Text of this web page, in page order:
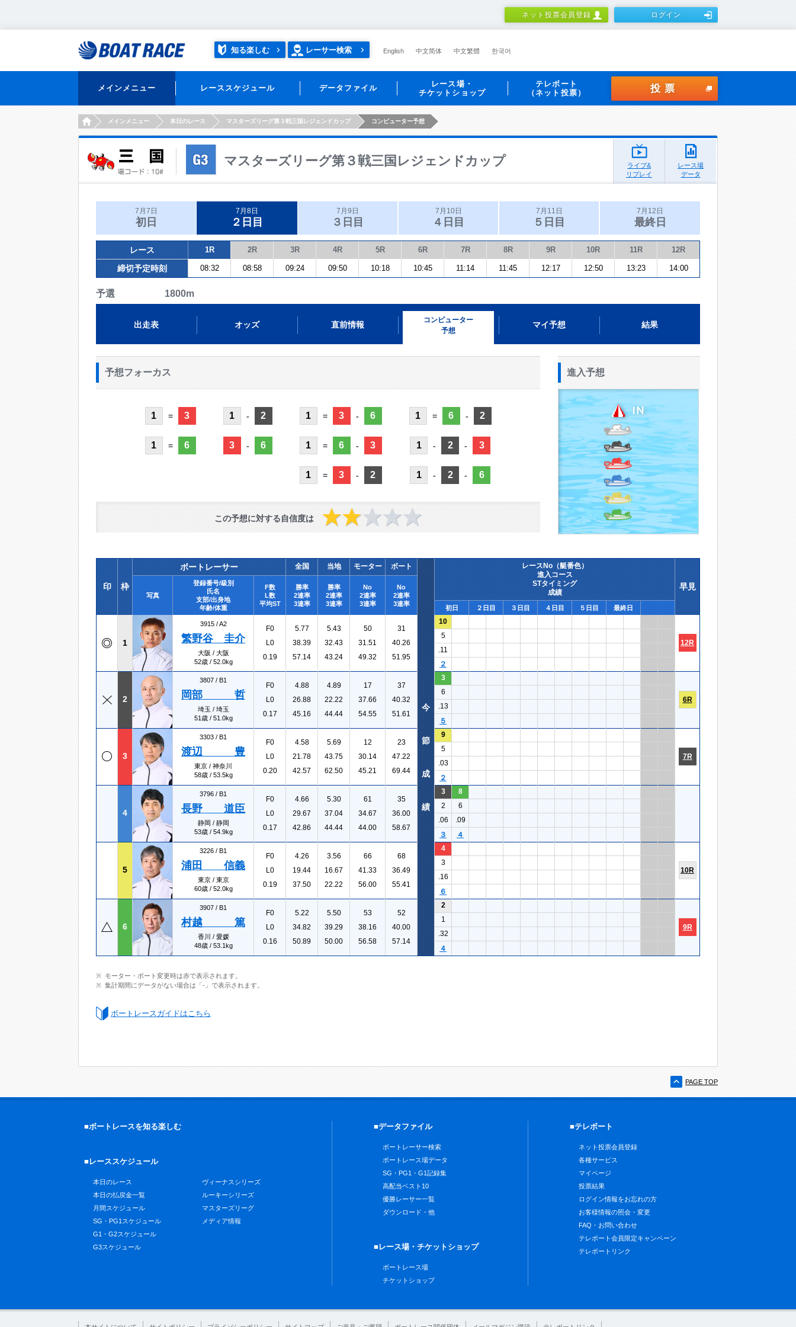
ネット投票会員登録 ログイン
知る楽しむ レーサー検索 English 中文简体 中文繁體 한국어
メインメニュー レーススケジュール データファイル
レース場・
チケットショップ
テレボート
（ネット投票）
投票
HOMEメインメニュー 本日のレース マスターズリーグ第３戦三国レジェンドカップ コンピューター予想
マスターズリーグ第３戦三国レジェンドカップ
ライブ&
リプレイ
レース場
データ
7月7日
初日
7月8日
２日目
7月9日
３日目
7月10日
４日目
7月11日
５日目
7月12日
最終日
レース 1R 2R 3R 4R 5R 6R 7R 8R 9R 10R 11R 12R
締切予定時刻 08:32 08:58 09:24 09:50 10:18 10:45 11:14 11:45 12:17 12:50 13:23 14:00
予選 1800m
出走表 オッズ 直前情報
コンピューター
予想
マイ予想 結果
予想フォーカス
1 = 3
1 = 6
1 - 2
3 - 6
1 = 3 - 6
1 = 6 - 3
1 = 3 - 2
1 = 6 - 2
1 - 2 - 3
1 - 2 - 6
この予想に対する自信度は
進入予想
印 枠
ボートレーサー 全国 当地 モーター ボート
レースNo（艇番色）
進入コース
STタイミング
成績
早見
写真
登録番号/級別
氏名
支部/出身地
年齢/体重
F数
L数
平均ST
勝率
2連率
3連率
勝率
2連率
3連率
No
2連率
3連率
No
2連率
3連率
初日 ２日目 ３日目 ４日目 ５日目 最終日
1
3915 /A2
繁野谷 圭介
大阪 / 大阪
52歳 / 52.0kg
F0
L0
0.19
5.77
38.39
57.14
5.43
32.43
43.24
50
31.51
49.32
31
40.26
51.95
10
12R
5
.11
２
2
3807 / B1
岡部 哲
埼玉 / 埼玉
51歳 / 51.0kg
F0
L0
0.17
4.88
26.88
45.16
4.89
22.22
44.44
17
37.66
54.55
37
40.32
51.61
3
6R
6
.13
５
3
3303 / B1
渡辺 豊
東京 / 神奈川
58歳 / 53.5kg
F0
L0
0.20
4.58
21.78
42.57
5.69
43.75
62.50
12
30.14
45.21
23
47.22
69.44
9
7R
5
.03
２
4
3796 / B1
長野 道臣
静岡 / 静岡
53歳 / 54.9kg
F0
L0
0.17
4.66
29.67
42.86
5.30
37.04
44.44
61
34.67
44.00
35
36.00
58.67
3
8
2
6
.06
.09
３
４
5
3226 / B1
浦田 信義
東京 / 東京
60歳 / 52.0kg
F0
L0
0.19
4.26
19.44
37.50
3.56
16.67
22.22
66
41.33
56.00
68
36.49
55.41
4
10R
3
.16
６
6
3907 / B1
村越 篤
香川 / 愛媛
48歳 / 53.1kg
F0
L0
0.16
5.22
34.82
50.89
5.50
39.29
50.00
53
38.16
56.58
52
40.00
57.14
2
9R
1
.32
４
今
節
成
績
モーター・ボート変更時は赤で表示されます。
集計期間にデータがない場合は「-」で表示されます。
ボートレースガイドはこちら
PAGE TOP
■ボートレースを知る楽しむ
■レーススケジュール
本日のレース
本日の払戻金一覧
月間スケジュール
SG・PG1スケジュール
G1・G2スケジュール
G3スケジュール
ヴィーナスシリーズ
ルーキーシリーズ
マスターズリーグ
メディア情報
■データファイル
ボートレーサー検索
ボートレース場データ
SG・PG1・G1記録集
高配当ベスト10
優勝レーサー一覧
ダウンロード・他
■レース場・チケットショップ
ボートレース場
チケットショップ
■テレボート
ネット投票会員登録
各種サービス
マイページ
投票結果
ログイン情報をお忘れの方
お客様情報の照会・変更
FAQ・お問い合わせ
テレボート会員限定キャンペーン
テレボートリンク